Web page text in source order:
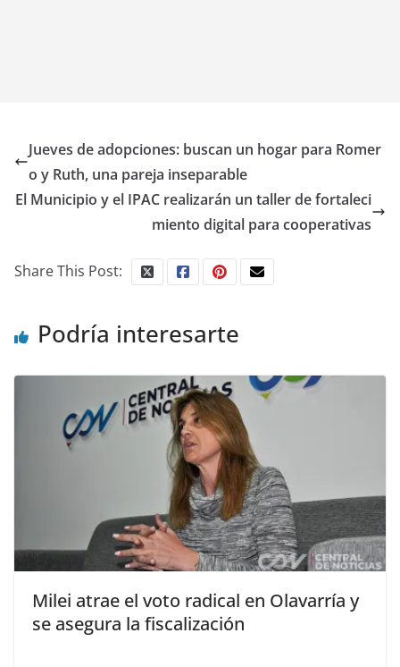
Jueves de adopciones: buscan un hogar para Romer
o y Ruth, una pareja inseparable
El Municipio y el IPAC realizarán un taller de fortaleci
miento digital para cooperativas
Share This Post:
Podría interesarte
Milei atrae el voto radical en Olavarría y
se asegura la fiscalización